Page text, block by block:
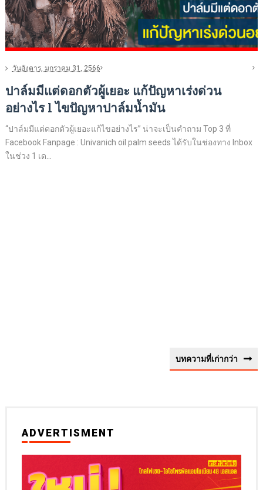
วันอังคาร, มกราคม 31, 2566
ปาล์มมีแต่ดอกตัวผู้เยอะ แก้ปัญหาเร่งด่วน
อย่างไร l ไขปัญหาปาล์มน้ำมัน
“ปาล์มมีแต่ดอกตัวผู้เยอะแก้ไขอย่างไร” น่าจะเป็นคำถาม Top 3 ที่
Facebook Fanpage : Univanich oil palm seeds ได้รับในช่องทาง Inbox
ในช่วง 1 เด...
บทความที่เก่ากว่า
ADVERTISMENT